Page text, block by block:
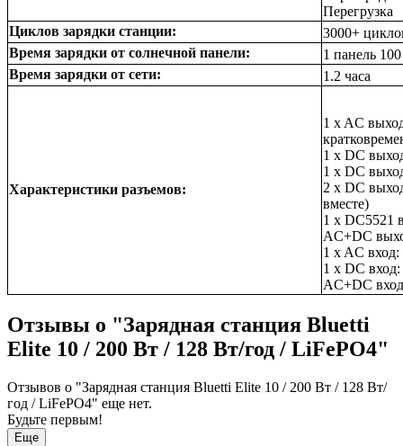
Перегрузка
Циклов зарядки станции:
3000+
Время зарядки от солнечной панели:
1 панель
Время зарядки от сети:
1.2 часа
Характеристики разъемов:
1 x AC
1 x DC
1 x DC
2 x DC
вместе)
1 x DC5521
AC+DC
1 x AC
1 x DC
AC+DC
Отзывы о "Зарядная станция Bluetti
Elite 10 / 200 Вт / 128 Вт/год / LiFePO4"
Отзывов о "Зарядная станция Bluetti Elite 10 / 200 Вт / 128 Вт/
год / LiFePO4" еще нет.
Будьте первым!
Еще